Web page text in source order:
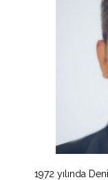
1972 yılında